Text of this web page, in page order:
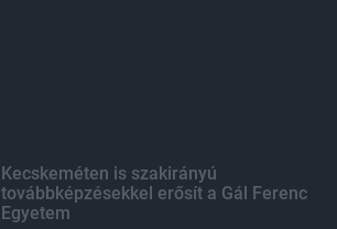
Kecskeméten is szakirányú
továbbképzésekkel erősít a Gál Ferenc
Egyetem